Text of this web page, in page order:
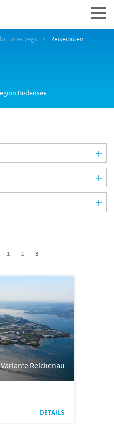
Navigation
unterwegs Reiserouten
Bodensee
1 2 3
Reichenau
DETAILS